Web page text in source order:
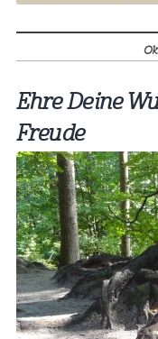
Ehre Deine
Freude